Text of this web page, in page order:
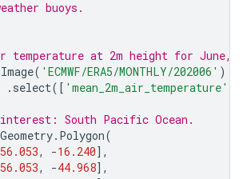
buoys.
temperature at 2m height for June,
Image( 'ECMWF/ERA5/MONTHLY/202006' )
. select([ 'mean_2m_air_temperature'
South Pacific Ocean.
Geometry. Polygon(
, -16.240],
, -44.968],